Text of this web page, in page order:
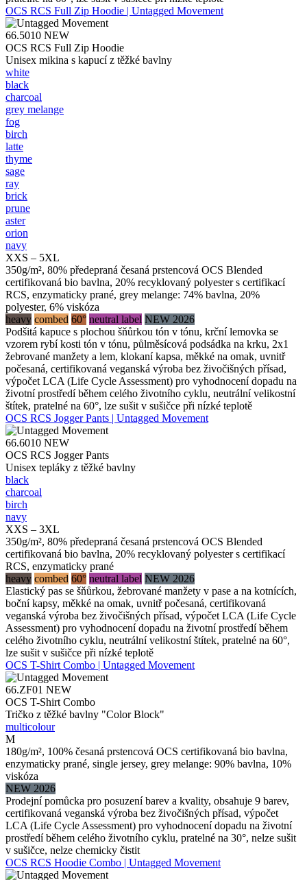
OCS RCS Full Zip Hoodie | Untagged Movement
66.5010 NEW
OCS RCS Full Zip Hoodie
Unisex mikina s kapucí z těžké bavlny
white
black
charcoal
grey melange
fog
birch
latte
thyme
sage
ray
brick
prune
aster
orion
navy
XXS – 5XL
350g/m², 80% předepraná česaná prstencová OCS Blended
certifikovaná bio bavlna, 20% recyklovaný polyester s certifikací
RCS, enzymaticky prané, grey melange: 74% bavlna, 20%
polyester, 6% viskóza
heavy combed 60° neutral label NEW 2026
Podšitá kapuce s plochou šňůrkou tón v tónu, krční lemovka se
vzorem rybí kosti tón v tónu, půlměsícová podsádka na krku, 2x1
žebrované manžety a lem, klokaní kapsa, měkké na omak, uvnitř
počesaná, certifikovaná veganská výroba bez živočišných přísad,
výpočet LCA (Life Cycle Assessment) pro vyhodnocení dopadu na
životní prostředí během celého životního cyklu, neutrální velikostní
štítek, pratelné na 60°, lze sušit v sušičce při nízké teplotě
OCS RCS Jogger Pants | Untagged Movement
66.6010 NEW
OCS RCS Jogger Pants
Unisex tepláky z těžké bavlny
black
charcoal
birch
navy
XXS – 3XL
350g/m², 80% předepraná česaná prstencová OCS Blended
certifikovaná bio bavlna, 20% recyklovaný polyester s certifikací
RCS, enzymaticky prané
heavy combed 60° neutral label NEW 2026
Elastický pas se šňůrkou, žebrované manžety v pase a na kotnících,
boční kapsy, měkké na omak, uvnitř počesaná, certifikovaná
veganská výroba bez živočišných přísad, výpočet LCA (Life Cycle
Assessment) pro vyhodnocení dopadu na životní prostředí během
celého životního cyklu, neutrální velikostní štítek, pratelné na 60°,
lze sušit v sušičce při nízké teplotě
OCS T-Shirt Combo | Untagged Movement
66.ZF01 NEW
OCS T-Shirt Combo
Tričko z těžké bavlny "Color Block"
multicolour
M
180g/m², 100% česaná prstencová OCS certifikovaná bio bavlna,
enzymaticky prané, single jersey, grey melange: 90% bavlna, 10%
viskóza
NEW 2026
Prodejní pomůcka pro posuzení barev a kvality, obsahuje 9 barev,
certifikovaná veganská výroba bez živočišných přísad, výpočet
LCA (Life Cycle Assessment) pro vyhodnocení dopadu na životní
prostředí během celého životního cyklu, pratelné na 30°, nelze sušit
v sušičce, nelze chemicky čistit
OCS RCS Hoodie Combo | Untagged Movement